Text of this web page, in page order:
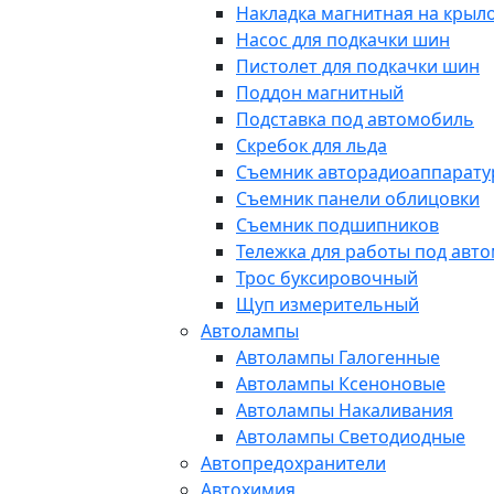
Накладка магнитная на
Насос для подкачки шин
Пистолет для подкачки шин
Поддон магнитный
Подставка под автомобиль
Скребок для льда
Съемник
Съемник панели облицовки
Съемник подшипников
Тележка для работы под
Трос буксировочный
Щуп измерительный
Автолампы
Автолампы Галогенные
Автолампы Ксеноновые
Автолампы Накаливания
Автолампы Светодиодные
Автопредохранители